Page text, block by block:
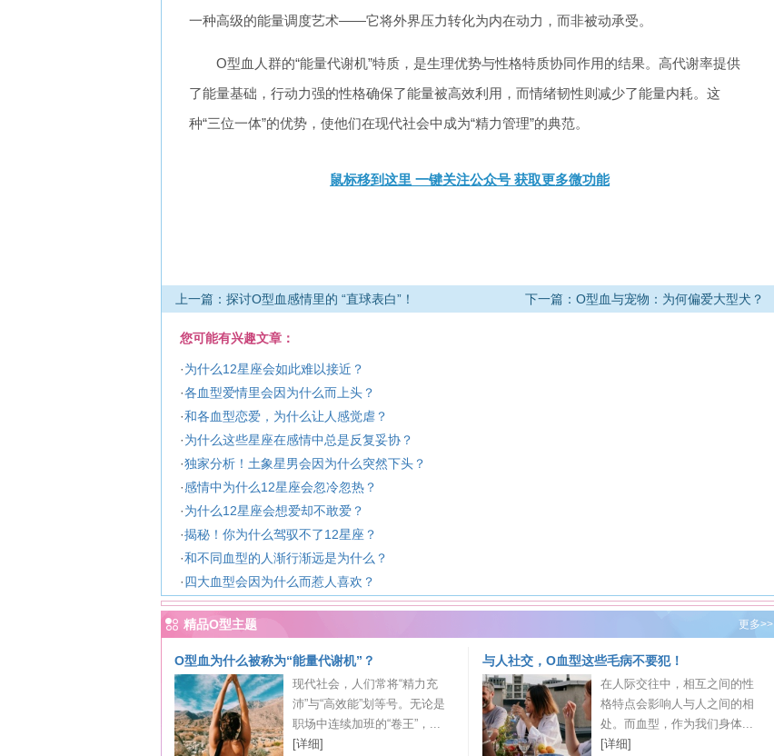
一种高级的能量调度艺术——它将外界压力转化为内在动力，而非被动承受。
O型血人群的“能量代谢机”特质，是生理优势与性格特质协同作用的结果。高代谢率提供
了能量基础，行动力强的性格确保了能量被高效利用，而情绪韧性则减少了能量内耗。这
种“三位一体”的优势，使他们在现代社会中成为“精力管理”的典范。
鼠标移到这里 一键关注公众号 获取更多微功能
上一篇：探讨O型血感情里的 “直球表白”！ 下一篇：O型血与宠物：为何偏爱大型犬？
您可能有兴趣文章：
·为什么12星座会如此难以接近？
·各血型爱情里会因为什么而上头？
·和各血型恋爱，为什么让人感觉虐？
·为什么这些星座在感情中总是反复妥协？
·独家分析！土象星男会因为什么突然下头？
·感情中为什么12星座会忽冷忽热？
·为什么12星座会想爱却不敢爱？
·揭秘！你为什么驾驭不了12星座？
·和不同血型的人渐行渐远是为什么？
·四大血型会因为什么而惹人喜欢？
精品O型主题 更多>>
O型血为什么被称为“能量代谢机”？
现代社会，人们常将“精力充
沛”与“高效能”划等号。无论是
职场中连续加班的“卷王”，...
[详细]
与人社交，O血型这些毛病不要犯！
在人际交往中，相互之间的性
格特点会影响人与人之间的相
处。而血型，作为我们身体...
[详细]